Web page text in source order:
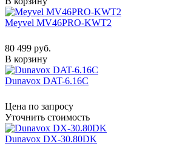
Meyvel MV46PRO-KWT2
80 499 руб.
В корзину
Dunavox DAT-6.16C
Цена по запросу
Уточнить стоимость
Dunavox DX-30.80DK